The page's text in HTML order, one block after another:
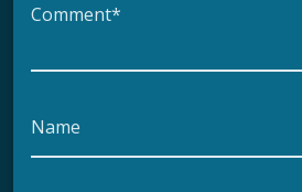
Comment*
Name